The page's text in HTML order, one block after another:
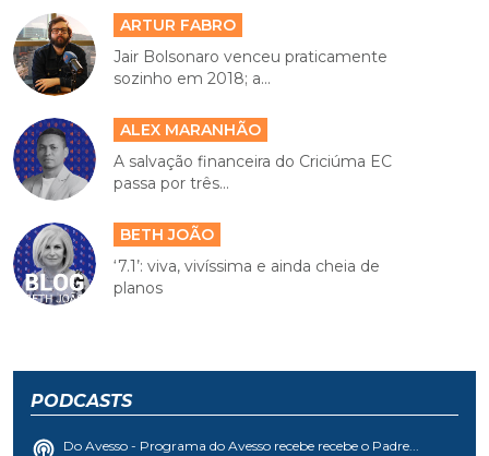
ARTUR FABRO
Jair Bolsonaro venceu praticamente
sozinho em 2018; a...
ALEX MARANHÃO
A salvação financeira do Criciúma EC
passa por três...
BETH JOÃO
‘7.1’: viva, vivíssima e ainda cheia de
planos
PODCASTS
Do Avesso - Programa do Avesso recebe recebe o Padre...